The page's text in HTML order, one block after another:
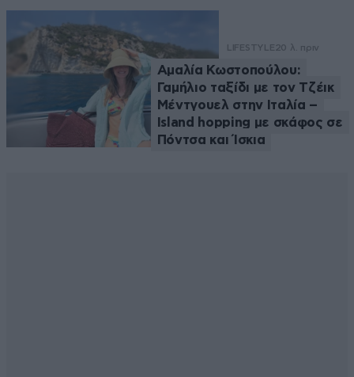
LIFESTYLE20 λ. πριν
Αμαλία Κωστοπούλου:
Γαμήλιο ταξίδι με τον Τζέικ
Μέντγουελ στην Ιταλία –
Island hopping με σκάφος σε
Πόντσα και Ίσκια